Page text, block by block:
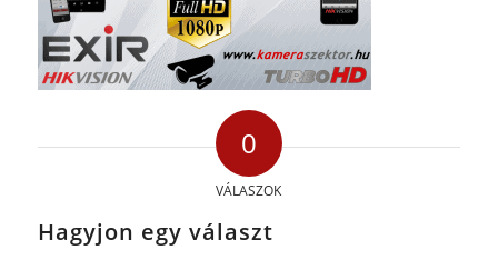
0
VÁLASZOK
Hagyjon egy választ